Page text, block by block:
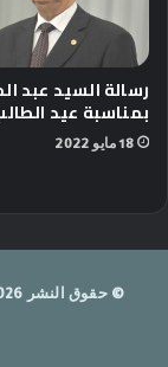
رسالة السيد عبد
بمناسبة عيد
18 مايو 2022